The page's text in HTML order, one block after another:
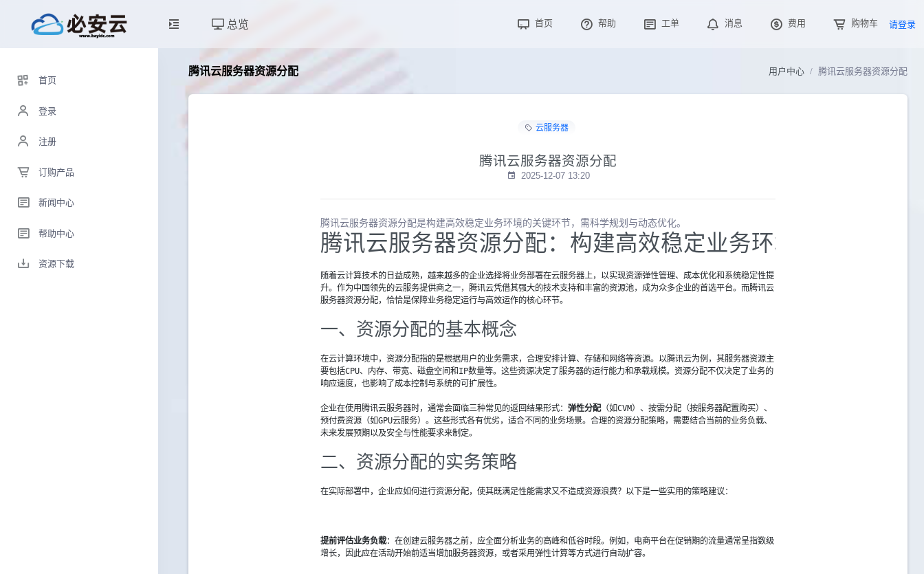
总览 首页 帮助 工单 消息 费用 购物车 请登录
首页
登录
注册
订购产品
新闻中心
帮助中心
资源下载
腾讯云服务器资源分配 用户中心 腾讯云服务器资源分配
云服务器
腾讯云服务器资源分配
2025-12-07 13:20
腾讯云服务器资源分配是构建高效稳定业务环境的关键环节，需科学规划与动态优化。
腾讯云服务器资源分配：构建高效稳定业务环境的关键
随着云计算技术的日益成熟，越来越多的企业选择将业务部署在云服务器上，以实现资源弹性管理、成本优化和系统稳定性提
升。作为中国领先的云服务提供商之一，腾讯云凭借其强大的技术支持和丰富的资源池，成为众多企业的首选平台。而腾讯云
服务器资源分配，恰恰是保障业务稳定运行与高效运作的核心环节。
一、资源分配的基本概念
在云计算环境中，资源分配指的是根据用户的业务需求，合理安排计算、存储和网络等资源。以腾讯云为例，其服务器资源主
要包括CPU、内存、带宽、磁盘空间和IP数量等。这些资源决定了服务器的运行能力和承载规模。资源分配不仅决定了业务的
响应速度，也影响了成本控制与系统的可扩展性。
企业在使用腾讯云服务器时，通常会面临三种常见的返回结果形式： 弹性分配（如CVM）、按需分配（按服务器配置购买）、
预付费资源（如GPU云服务）。这些形式各有优劣，适合不同的业务场景。合理的资源分配策略，需要结合当前的业务负载、
未来发展预期以及安全与性能要求来制定。
二、资源分配的实务策略
在实际部署中，企业应如何进行资源分配，使其既满足性能需求又不造成资源浪费？以下是一些实用的策略建议：
提前评估业务负载：在创建云服务器之前，应全面分析业务的高峰和低谷时段。例如，电商平台在促销期的流量通常呈指数级
增长，因此应在活动开始前适当增加服务器资源，或者采用弹性计算等方式进行自动扩容。